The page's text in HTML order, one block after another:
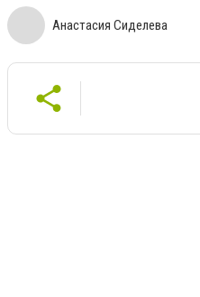
Анастасия Сиделева